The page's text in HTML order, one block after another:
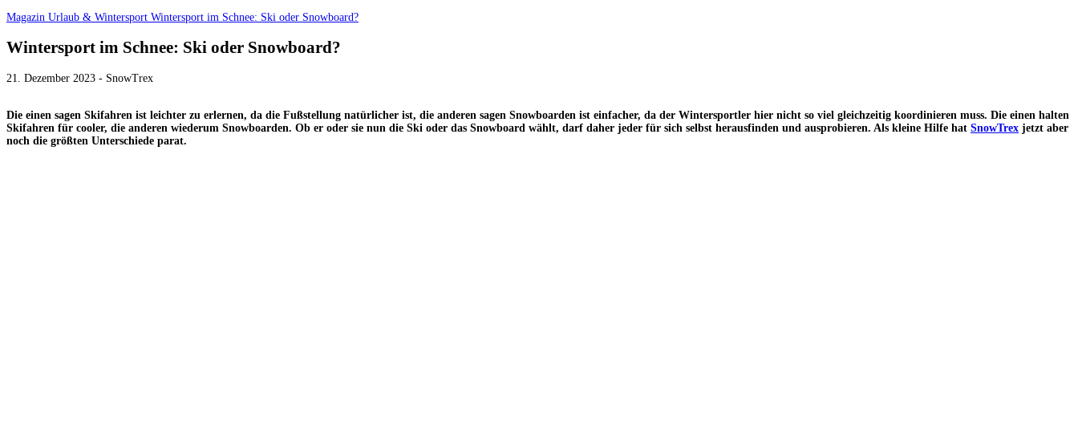
Magazin Urlaub & Wintersport Wintersport im Schnee: Ski oder Snowboard?
Wintersport im Schnee: Ski oder Snowboard?
21. Dezember 2023 - SnowTrex
Die einen sagen Skifahren ist leichter zu erlernen, da die Fußstellung natürlicher ist, die anderen sagen Snowboarden ist einfacher, da der Wintersportler hier nicht so viel gleichzeitig koordinieren muss. Die einen halten
Skifahren für cooler, die anderen wiederum Snowboarden. Ob er oder sie nun die Ski oder das Snowboard wählt, darf daher jeder für sich selbst herausfinden und ausprobieren. Als kleine Hilfe hat SnowTrex jetzt aber
noch die größten Unterschiede parat.